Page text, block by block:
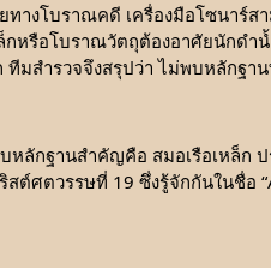
างโบราณคดี เครื่องมือโซนาร์
หรือโบราณวัตถุต้องอาศัยนักด
มสำรวจจึงสรุปว่า ไม่พบหลักฐ
หลักฐานสำคัญคือ สมอเรือเหล็
ตวรรษที่ 19 ซึ่งรู้จักกันในชื่อ